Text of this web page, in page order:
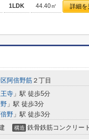
1LDK 44.40㎡ 詳細を
阿倍野筋 ２丁目
寺 」駅 徒歩5分
」駅 徒歩3分
野 」駅 徒歩3分
構造 鉄骨鉄筋コンクリート